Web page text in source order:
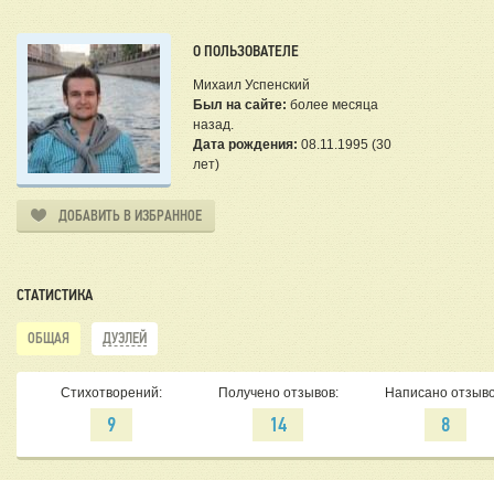
О ПОЛЬЗОВАТЕЛЕ
Михаил Успенский
Был на сайте: более месяца
назад.
Дата рождения: 08.11.1995 (30
лет)
ДОБАВИТЬ В ИЗБРАННОЕ
СТАТИСТИКА
ОБЩАЯ ДУЭЛЕЙ
Стихотворений:
9
Получено отзывов:
14
Написано
8